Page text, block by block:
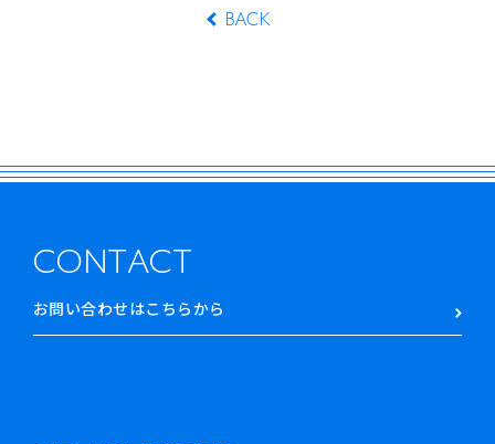
BACK
CONTACT
お問い合わせはこちらから